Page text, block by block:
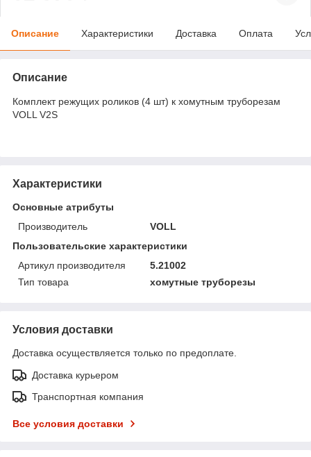
Описание Характеристики Доставка Оплата
Описание
Комплект режущих роликов (4 шт) к хомутным труборезам
VOLL V2S
Характеристики
Основные атрибуты
Производитель
VOLL
Пользовательские характеристики
Артикул производителя
5.21002
Тип товара
хомутные труборезы
Условия доставки
Доставка осуществляется только по предоплате.
Доставка курьером
Транспортная компания
Все условия доставки